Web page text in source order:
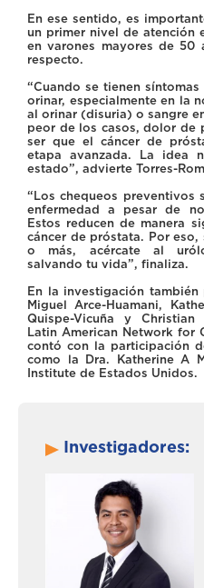
En ese sentido, es
un primer nivel de atención
en varones mayores de 50
respecto.
“Cuando se tienen
orinar, especialmente en la
al orinar (disuria) o sangre
peor de los casos, dolor de
ser que el cáncer de
etapa avanzada. La idea
estado”, advierte Torres-
“Los chequeos preventivos
enfermedad a pesar de
Estos reducen de manera
cáncer de próstata. Por
o más, acércate al
salvando tu vida”, finaliza.
En la investigación también
Miguel Arce-Huamani,
Quispe-Vicuña y
Latin American Network for
contó con la participación
como la Dra. Katherine A
Institute de Estados Unidos.
Investigadores: